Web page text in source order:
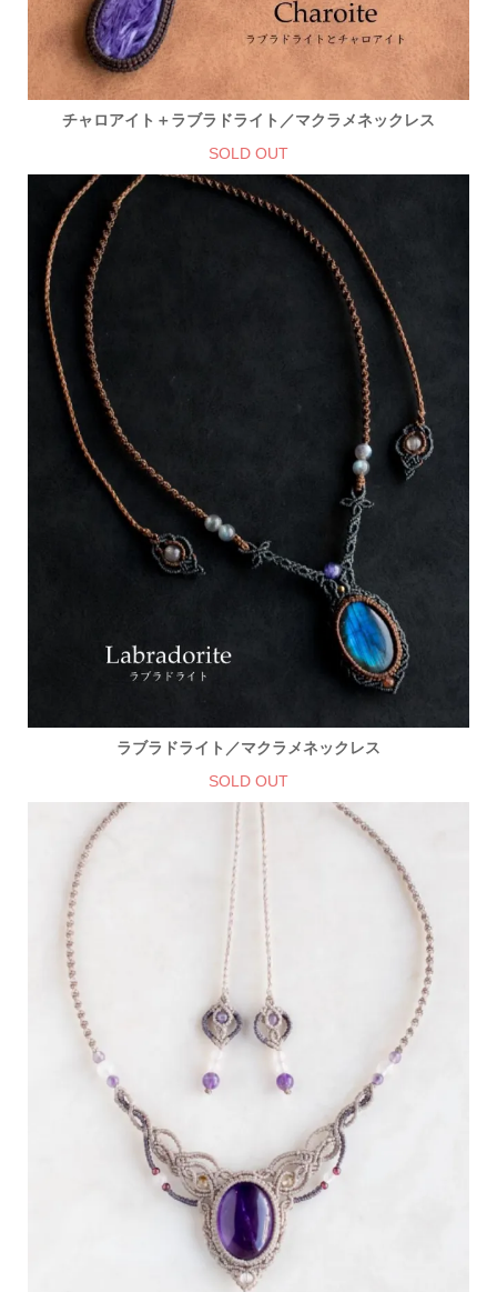
チャロアイト＋ラブラドライト／マクラメネックレス
SOLD OUT
ラブラドライト／マクラメネックレス
SOLD OUT